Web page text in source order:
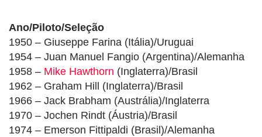
Ano/Piloto/Seleção
1950 – Giuseppe Farina (Itália)/Uruguai
1954 – Juan Manuel Fangio (Argentina)/Alemanha
1958 – Mike Hawthorn (Inglaterra)/Brasil
1962 – Graham Hill (Inglaterra)/Brasil
1966 – Jack Brabham (Austrália)/Inglaterra
1970 – Jochen Rindt (Áustria)/Brasil
1974 – Emerson Fittipaldi (Brasil)/Alemanha